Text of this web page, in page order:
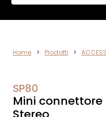
VIDEO
Home > Prodotti >
SP80
Mini connettore